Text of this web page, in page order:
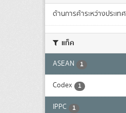
ด้านการค้าระหว่างประเทศ
แท็ค
ASEAN 1
Codex 1
IPPC 1